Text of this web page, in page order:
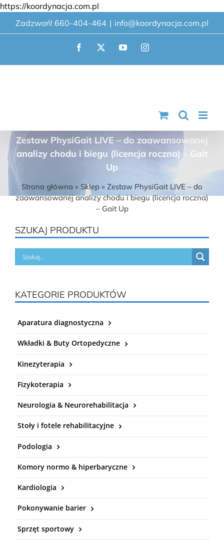
https://koordynacja.com.pl
do
zawartości
Zadzwoń! 660-404-464 | info@koordynacja.com.pl
Facebook
X YouTubeInstagram
Zestaw PhysiGait LIVE – do zaawansowanej
analizy chodu i biegu (licencja roczna) – Gait
Up
Strona główna » Sklep » Zestaw PhysiGait LIVE – do
zaawansowanej analizy chodu i biegu (licencja roczna)
– Gait Up
SZUKAJ PRODUKTU
KATEGORIE PRODUKTÓW
Aparatura diagnostyczna
Wkładki & Buty Ortopedyczne
Kinezyterapia
Fizykoterapia
Neurologia & Neurorehabilitacja
Stoły i fotele rehabilitacyjne
Podologia
Komory normo & hiperbaryczne
Kardiologia
Pokonywanie barier
Sprzęt sportowy